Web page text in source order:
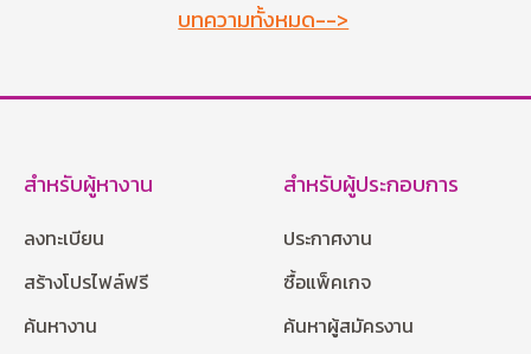
บทความทั้งหมด-->
สำหรับผู้หางาน
ลงทะเบียน
สร้างโปรไฟล์ฟรี
ค้นหางาน
สำหรับผู้ประกอบการ
ประกาศงาน
ซื้อแพ็คเกจ
ค้นหาผู้สมัครงาน